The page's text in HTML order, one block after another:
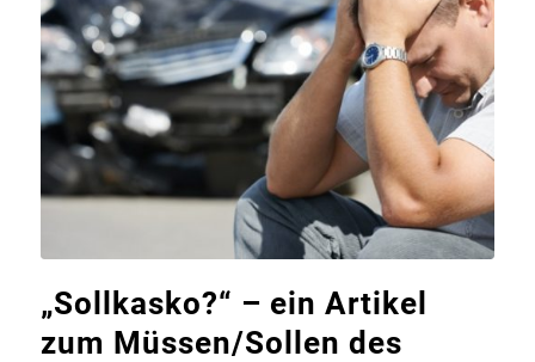
„Sollkasko?“ – ein Artikel
zum Müssen/Sollen des